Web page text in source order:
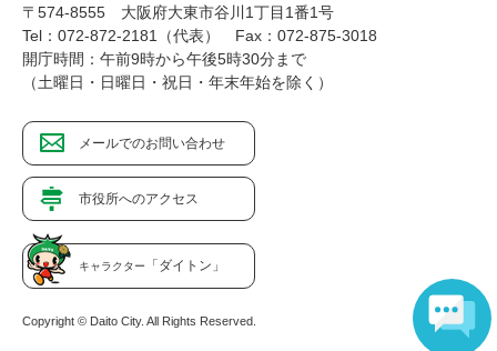
〒574-8555 大阪府大東市谷川1丁目1番1号
Tel：072-872-2181（代表）
Fax：072-875-3018
開庁時間：午前9時から午後5時30分まで
（土曜日・日曜日・祝日・年末年始を除く）
メールでのお問い合わせ
市役所へのアクセス
キャラクター 「ダイトン」
Copyright © Daito City. All Rights Reserved.